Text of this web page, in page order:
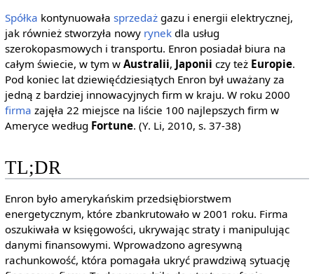
Spółka kontynuowała sprzedażgazu i energii elektrycznej,
jak również stworzyła nowy rynekdla usług
szerokopasmowych i transportu. Enron posiadał biura na
całym świecie, w tym w Australii, Japonii czy też Europie.
Pod koniec lat dziewięćdziesiątych Enron był uważany za
jedną z bardziej innowacyjnych firm w kraju. W roku 2000
firma zajęła 22 miejsce na liście 100 najlepszych firm w
Ameryce według Fortune. (Y. Li, 2010, s. 37-38)
TL;DR
Enron było amerykańskim przedsiębiorstwem
energetycznym, które zbankrutowało w 2001 roku. Firma
oszukiwała w księgowości, ukrywając straty i manipulując
danymi finansowymi. Wprowadzono agresywną
rachunkowość, która pomagała ukryć prawdziwą sytuację